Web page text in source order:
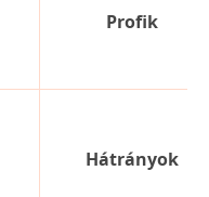
Profik
Hátrányok